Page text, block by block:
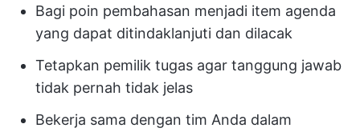
Bagi poin pembahasan menjadi item agenda
yang dapat ditindaklanjuti dan dilacak
Tetapkan pemilik tugas agar tanggung jawab
tidak pernah tidak jelas
Bekerja sama dengan tim Anda dalam